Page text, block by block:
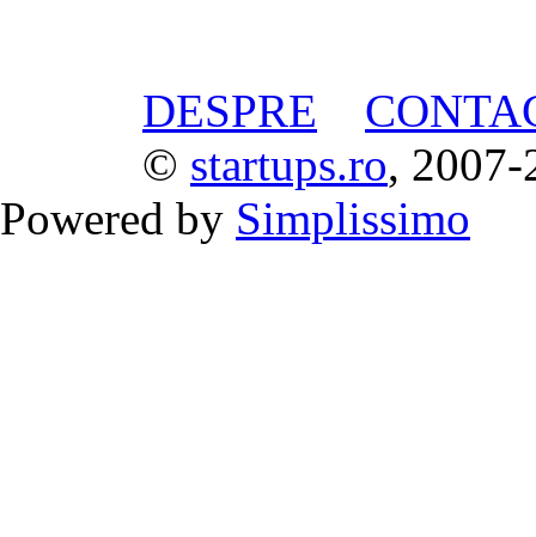
DESPRE
© startups.ro, 2007-
Powered by Simplissimo